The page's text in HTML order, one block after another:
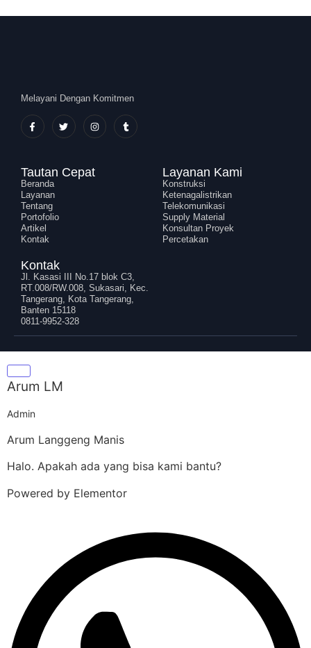
Melayani Dengan Komitmen
Tautan Cepat
Beranda
Layanan
Tentang
Portofolio
Artikel
Kontak
Layanan Kami
Konstruksi
Ketenagalistrikan
Telekomunikasi
Supply Material
Konsultan Proyek
Percetakan
Kontak
Jl. Kasasi III No.17 blok C3,
RT.008/RW.008, Sukasari, Kec.
Tangerang, Kota Tangerang,
Banten 15118
0811-9952-328
Arum LM
Admin
Arum Langgeng Manis
Halo. Apakah ada yang bisa kami bantu?
Powered by Elementor